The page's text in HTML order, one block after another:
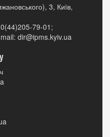
3, Київ,
79-01;
dir@ipms.kyiv.ua